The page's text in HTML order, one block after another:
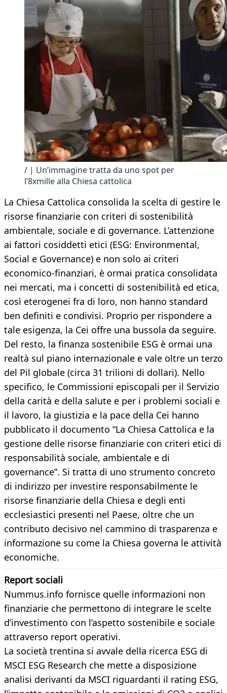
/ | Un’immagine tratta da uno spot per
l’8xmille alla Chiesa cattolica
La Chiesa Cattolica consolida la scelta di gestire le
risorse finanziarie con criteri di sostenibilità
ambientale, sociale e di governance. L’attenzione
ai fattori cosiddetti etici (ESG: Environmental,
Social e Governance) e non solo ai criteri
economico-finanziari, è ormai pratica consolidata
nei mercati, ma i concetti di sostenibilità ed etica,
così eterogenei fra di loro, non hanno standard
ben definiti e condivisi. Proprio per rispondere a
tale esigenza, la Cei offre una bussola da seguire.
Del resto, la finanza sostenibile ESG è ormai una
realtà sul piano internazionale e vale oltre un terzo
del Pil globale (circa 31 trilioni di dollari). Nello
specifico, le Commissioni episcopali per il Servizio
della carità e della salute e per i problemi sociali e
il lavoro, la giustizia e la pace della Cei hanno
pubblicato il documento “La Chiesa Cattolica e la
gestione delle risorse finanziarie con criteri etici di
responsabilità sociale, ambientale e di
governance”. Si tratta di uno strumento concreto
di indirizzo per investire responsabilmente le
risorse finanziarie della Chiesa e degli enti
ecclesiastici presenti nel Paese, oltre che un
contributo decisivo nel cammino di trasparenza e
informazione su come la Chiesa governa le attività
economiche.
Report sociali
Nummus.info fornisce quelle informazioni non
finanziarie che permettono di integrare le scelte
d’investimento con l’aspetto sostenibile e sociale
attraverso report operativi.
La società trentina si avvale della ricerca ESG di
MSCI ESG Research che mette a disposizione
analisi derivanti da MSCI riguardanti il rating ESG,